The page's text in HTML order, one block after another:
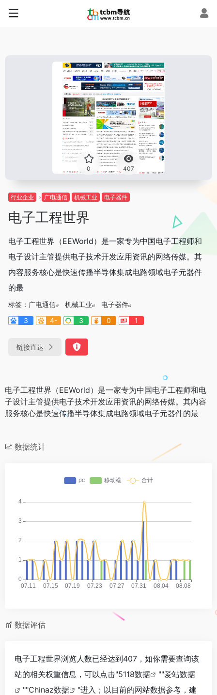
0 407
行业企业 广电通信 机械工业 电子器件
电子工程世界
电子工程世界（EEWorld）是一家专为中国电子工程师和
电子设计主管提供电子技术开发应用资讯的网络传媒。其
内容服务核心是快速传播半导体集成电路领域电子元器件
的最
标签： 广电通信 机械工业
电子器件
3
4- 3 0 1
链接直达
电子工程世界（EEWorld）是一家专为中国电子工程师和电
子设计主管提供电子技术开发应用资讯的网络传媒。其内容
服务核心是快速传播半导体集成电路领域电子元器件的最
数据统计
数据评估
电子工程世界浏览人数已经达到407，如你需要查询该
站的相关权重信息，可以点击"5118数据 ""爱站数据
""Chinaz数据
"进入；以目前的网站数据参考，建